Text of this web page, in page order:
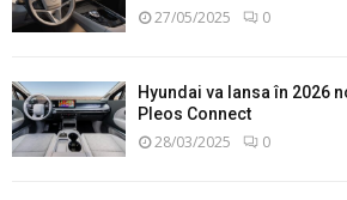
27/05/2025 0
Hyundai va lansa în 2026
Pleos Connect
28/03/2025 0